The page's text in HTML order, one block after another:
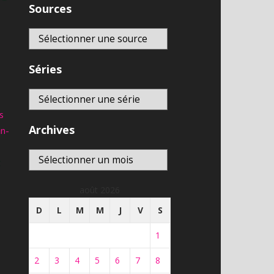
En direct
8,593vues
actualité france et monde,
analyses
Sources
Séries
Archives
Archives
D
L M M J V S
1
2 3 4 5 6 7 8